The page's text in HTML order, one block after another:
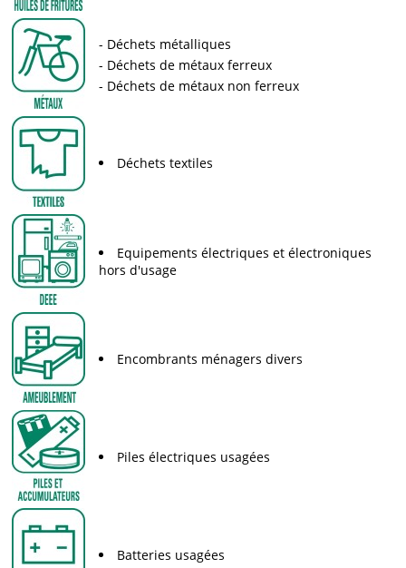
Déchets métalliques
Déchets de métaux ferreux
Déchets de métaux non ferreux
Déchets textiles
Equipements électriques et électroniques
hors d'usage
Encombrants ménagers divers
Piles électriques usagées
Batteries usagées